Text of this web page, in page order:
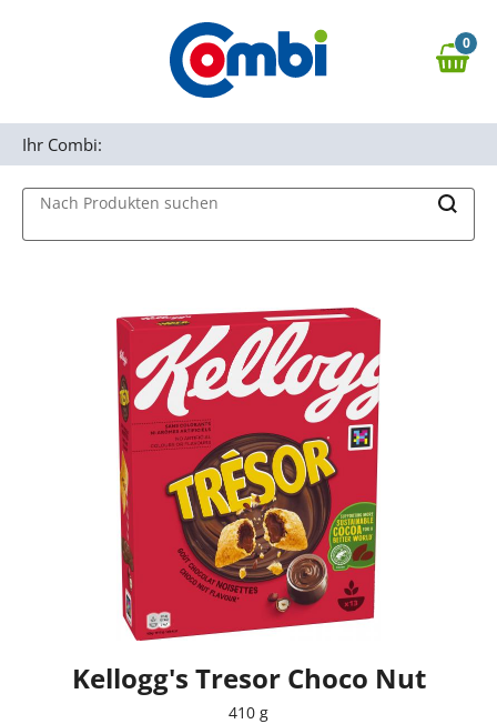
Zur Navigation springen
0,00 €
0
Nach Produkten suchen
Ihr Combi:
Kellogg's Tresor Choco Nut
410 g